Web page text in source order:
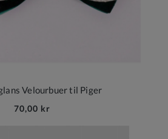
Velourbuer til Piger
70,00 kr